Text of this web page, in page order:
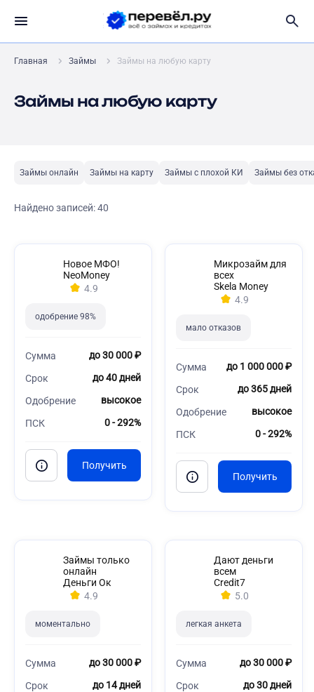
Главная Займы Займы на любую карту
Займы на любую карту
Займы онлайн Займы на карту Займы с плохой КИ Займы без
Найдено записей:40
Новое МФО!
NeoMoney
4.9
одобрение 98%
Сумма до 30 000 ₽
Срок до 40 дней
Одобрение высокое
ПСК 0 - 292%
Микрозайм для
всех
Skela Money
4.9
мало отказов
Сумма до 1 000 000 ₽
Срок до 365 дней
Одобрение высокое
ПСК 0 - 292%
Займы только
онлайн
Деньги Ок
4.9
моментально
Сумма до 30 000 ₽
Срок до 14 дней
Дают деньги
всем
Credit7
5.0
легкая анкета
Сумма до 30 000 ₽
Срок до 30 дней